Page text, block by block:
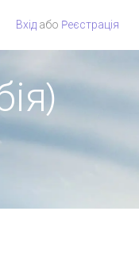
Вхід або Pеєстрація